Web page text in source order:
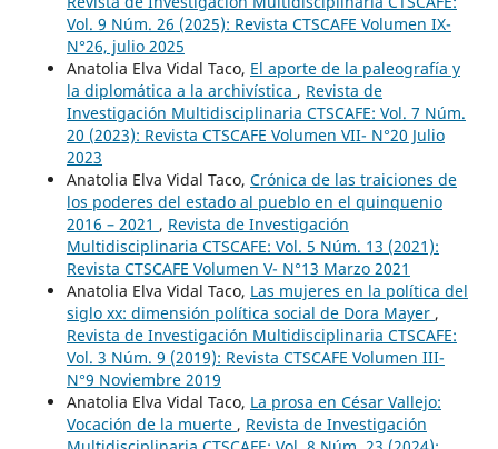
Vol. 9 Núm. 26 (2025): Revista CTSCAFE Volumen IX-
N°26, julio 2025
Anatolia Elva Vidal Taco, El aporte de la paleografía y
la diplomática a la archivística , Revista de
Investigación Multidisciplinaria CTSCAFE: Vol. 7 Núm.
20 (2023): Revista CTSCAFE Volumen VII- N°20 Julio
2023
Anatolia Elva Vidal Taco, Crónica de las traiciones de
los poderes del estado al pueblo en el quinquenio
2016 – 2021 , Revista de Investigación
Multidisciplinaria CTSCAFE: Vol. 5 Núm. 13 (2021):
Revista CTSCAFE Volumen V- N°13 Marzo 2021
Anatolia Elva Vidal Taco, Las mujeres en la política del
siglo xx: dimensión política social de Dora Mayer ,
Revista de Investigación Multidisciplinaria CTSCAFE:
Vol. 3 Núm. 9 (2019): Revista CTSCAFE Volumen III-
N°9 Noviembre 2019
Anatolia Elva Vidal Taco, La prosa en César Vallejo:
Vocación de la muerte , Revista de Investigación